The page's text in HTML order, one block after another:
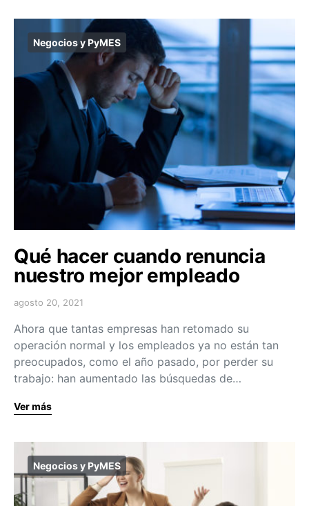
Negocios y PyMES
Qué hacer cuando renuncia
nuestro mejor empleado
agosto 20, 2021
Ahora que tantas empresas han retomado su
operación normal y los empleados ya no están tan
preocupados, como el año pasado, por perder su
trabajo: han aumentado las búsquedas de…
Ver más
Negocios y PyMES